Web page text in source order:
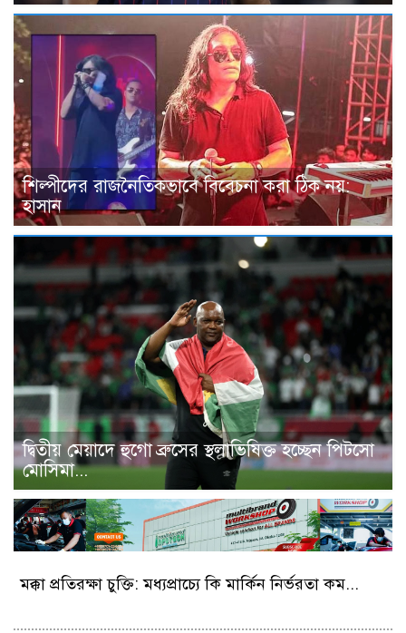
শিল্পীদের রাজনৈতিকভাবে বিবেচনা করা ঠিক নয়:
হাসান
দ্বিতীয় মেয়াদে হুগো ব্রুসের স্থলাভিষিক্ত হচ্ছেন পিটসো
মোসিমা...
মক্কা প্রতিরক্ষা চুক্তি: মধ্যপ্রাচ্যে কি মার্কিন নির্ভরতা কম...